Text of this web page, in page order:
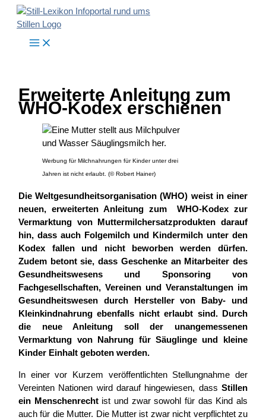
Zum
Inhalt
Erweiterte Anleitung zum
WHO-Kodex erschienen
Werbung für Milchnahrungen für Kinder unter drei
Jahren ist nicht erlaubt. (© Robert Hainer)
Die Weltgesundheitsorganisation (WHO) weist in einer
neuen, erweiterten Anleitung zum WHO-Kodex zur
Vermarktung von Muttermilchersatzprodukten darauf
hin, dass auch Folgemilch und Kindermilch unter den
Kodex fallen und nicht beworben werden dürfen.
Zudem betont sie, dass Geschenke an Mitarbeiter des
Gesundheitswesens und Sponsoring von
Fachgesellschaften, Vereinen und Veranstaltungen im
Gesundheitswesen durch Hersteller von Baby- und
Kleinkindnahrung ebenfalls nicht erlaubt sind. Durch
die neue Anleitung soll der unangemessenen
Vermarktung von Nahrung für Säuglinge und kleine
Kinder Einhalt geboten werden.
In einer vor Kurzem veröffentlichten Stellungnahme der
Vereinten Nationen wird darauf hingewiesen, dass Stillen
ein Menschenrechtist und zwar sowohl für das Kind als
auch für die Mutter. Die Mutter ist zwar nicht verpflichtet zu